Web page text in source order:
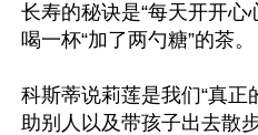
长寿的秘诀是“每天开开心
喝一杯“加了两勺糖”的茶。
科斯蒂说莉莲是我们“真正
助别人以及带孩子出去散步